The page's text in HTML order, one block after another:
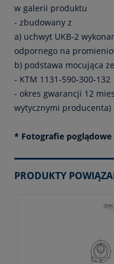
w galerii produktu
- zbudowany z
a) uchwyt UKB-2
odpornego na
b) podstawa mocująca
- KTM 1131-590-300-132
- okres gwarancji 12
wytycznymi producenta)
* Fotografie poglądowe
PRODUKTY